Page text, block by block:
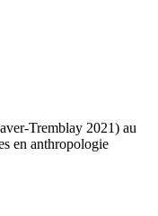
Tremblay 2021) au
en anthropologie